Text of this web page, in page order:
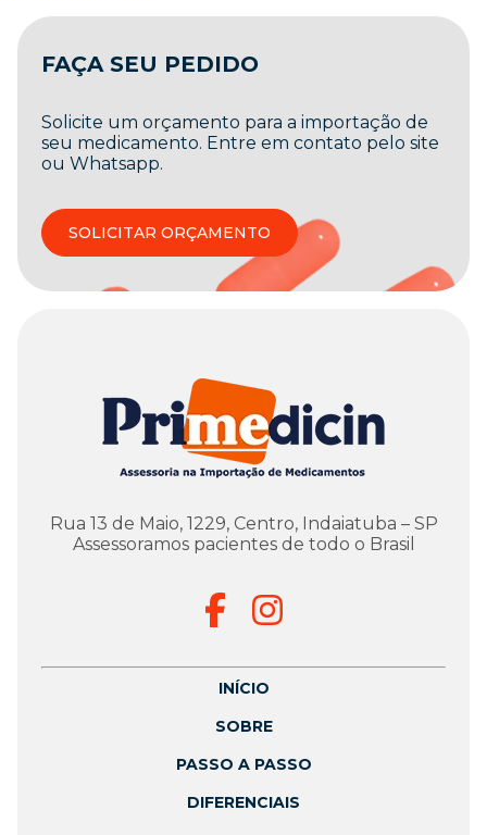
FAÇA SEU PEDIDO
Solicite um orçamento para a importação de
seu medicamento. Entre em contato pelo site
ou Whatsapp.
SOLICITAR ORÇAMENTO
Rua 13 de Maio, 1229, Centro, Indaiatuba – SP
Assessoramos pacientes de todo o Brasil
INÍCIO
SOBRE
PASSO A PASSO
DIFERENCIAIS